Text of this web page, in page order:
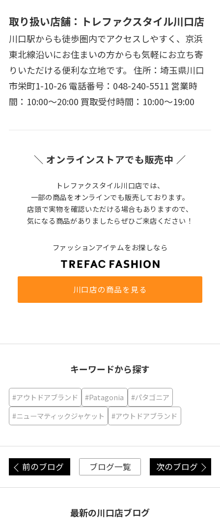
取り扱い店舗：トレファクスタイル川口店
川口駅からも徒歩圏内でアクセスしやすく、京浜
東北線沿いにお住まいの方からも気軽にお立ち寄
りいただける便利な立地です。 住所：埼玉県川口
市栄町1-10-26 電話番号：048-240-5511 営業時
間：10:00～20:00 買取受付時間：10:00～19:00
＼ オンラインストアでも販売中 ／
トレファクスタイル川口店では、
一部の商品をオンラインでも販売しております。
店頭で実物を確認いただける場合もありますので、
気になる商品がありましたらぜひご来店ください！
ファッションアイテムをお探しなら
川口店の商品を見る
キーワードから探す
#アウトドアブランド #Patagonia
#パタゴニア
#ニューマティックジャケット
#アウトドアブランド
前のブログ ブログ一覧 次のブログ
最新の川口店ブログ